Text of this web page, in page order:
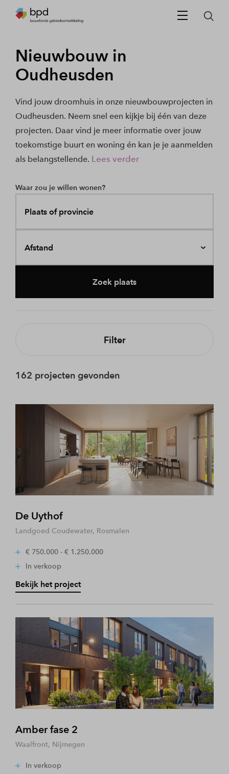
Nieuwbouw in
Oudheusden
Vind jouw droomhuis in onze nieuwbouwprojecten in
Oudheusden. Neem snel een kijkje bij één van deze
projecten. Daar vind je meer informatie over jouw
toekomstige buurt en woning én kan je je aanmelden
als belangstellende. Lees verder
Waar zou je willen wonen?
Plaats of provincie
Afstand
Zoek plaats
Filter
162 projecten gevonden
De Uythof
Landgoed Coudewater, Rosmalen
€ 750.000 - € 1.250.000
In verkoop
Bekijk het project
Amber fase 2
Waalfront, Nijmegen
In verkoop